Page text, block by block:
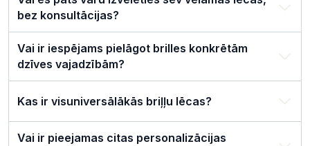
bez konsultācijas?
Vai ir iespējams pielāgot brilles konkrētām
dzīves vajadzībām?
Kas ir visuniversālākās briļļu lēcas?
Vai ir pieejamas citas personalizācijas